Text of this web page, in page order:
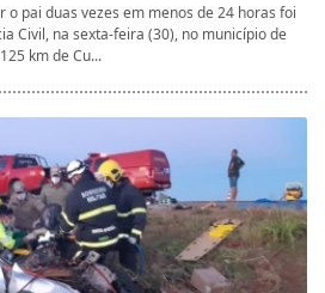
pai duas vezes em menos de 24 horas foi
Civil, na sexta-feira (30), no município de
km de Cu...